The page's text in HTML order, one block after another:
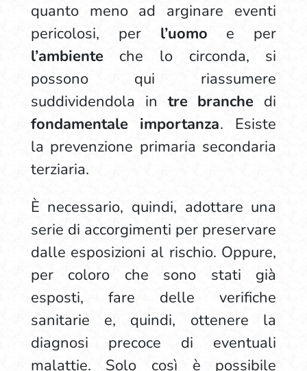
quanto meno ad arginare eventi
pericolosi, per l’uomo e per
l’ambiente che lo circonda, si
possono qui riassumere
suddividendola in tre branche di
fondamentale importanza. Esiste
la prevenzione primaria secondaria
terziaria.
È necessario, quindi, adottare una
serie di accorgimenti per preservare
dalle esposizioni al rischio. Oppure,
per coloro che sono stati già
esposti, fare delle verifiche
sanitarie e, quindi, ottenere la
diagnosi precoce di eventuali
malattie. Solo così è possibile